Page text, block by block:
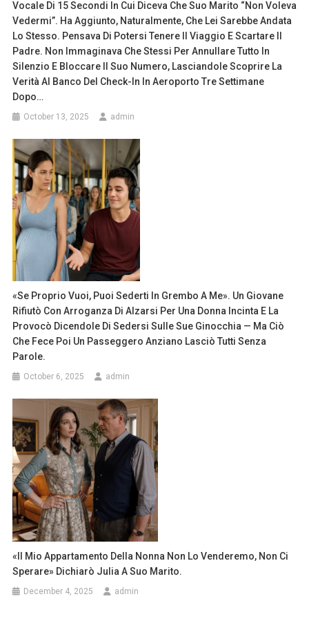
Vocale Di 15 Secondi In Cui Diceva Che Suo Marito “non Voleva
Vedermi”. Ha Aggiunto, Naturalmente, Che Lei Sarebbe Andata
Lo Stesso. Pensava Di Potersi Tenere Il Viaggio E Scartare Il
Padre. Non Immaginava Che Stessi Per Annullare Tutto In
Silenzio E Bloccare Il Suo Numero, Lasciandole Scoprire La
Verità Al Banco Del Check-In In Aeroporto Tre Settimane
Dopo…
October 13, 2025 admin
«Se Proprio Vuoi, Puoi Sederti In Grembo A Me». Un Giovane
Rifiutò Con Arroganza Di Alzarsi Per Una Donna Incinta E La
Provocò Dicendole Di Sedersi Sulle Sue Ginocchia — Ma Ciò
Che Fece Poi Un Passeggero Anziano Lasciò Tutti Senza
Parole.
October 6, 2025 admin
«Il Mio Appartamento Della Nonna Non Lo Venderemo, Non Ci
Sperare» Dichiarò Julia A Suo Marito.
December 4, 2025 admin